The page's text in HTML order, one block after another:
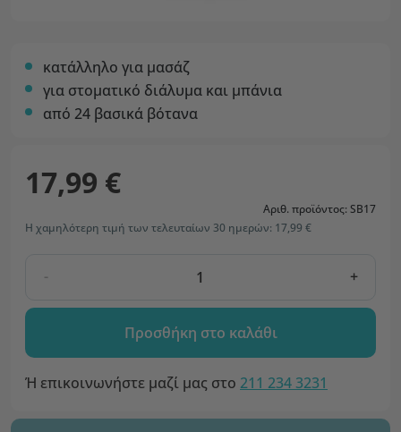
κατάλληλο για μασάζ
για στοματικό διάλυμα και μπάνια
από 24 βασικά βότανα
17,99 €
Αριθ. προϊόντος: SB17
Η χαμηλότερη τιμή των τελευταίων 30 ημερών: 17,99 €
- +
Προσθήκη στο καλάθι
Ή επικοινωνήστε μαζί μας στο 211 234 3231